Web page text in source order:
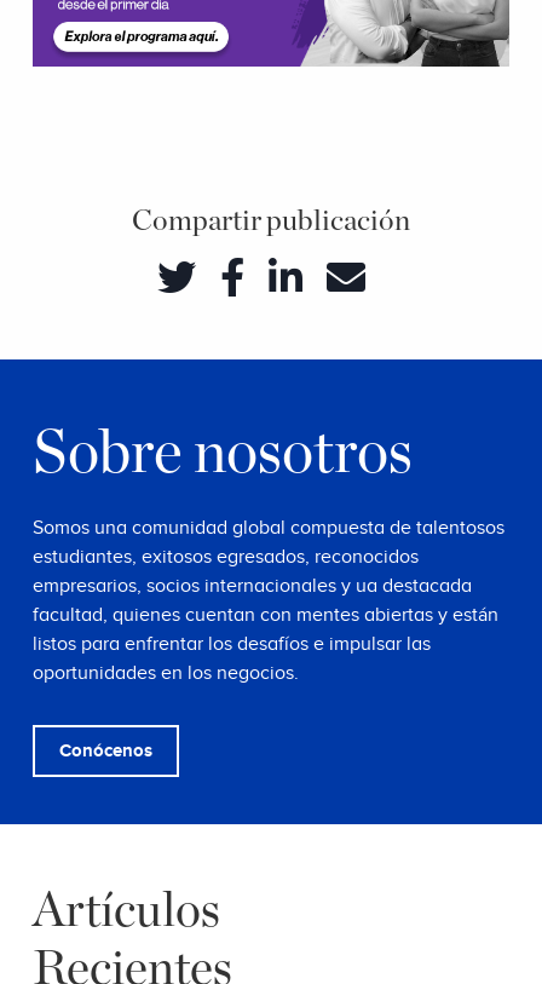
Compartir publicación
Sobre nosotros
Somos una comunidad global compuesta de talentosos
estudiantes, exitosos egresados, reconocidos
empresarios, socios internacionales y ua destacada
facultad, quienes cuentan con mentes abiertas y están
listos para enfrentar los desafíos e impulsar las
oportunidades en los negocios.
Conócenos
Artículos
Recientes